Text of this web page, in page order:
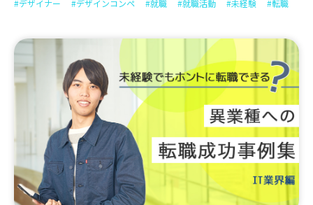
#デザイナー #デザインコンペ #就職 #就職活動 #未経験 #転職